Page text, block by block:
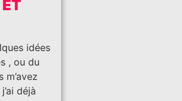
idées
, ou du
m’avez
déjà